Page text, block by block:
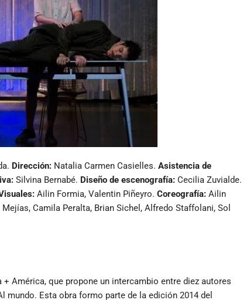
Dirección: Natalia Carmen Casielles. Asistencia de
Silvina Bernabé. Diseño de escenografía: Cecilia Zuvialde.
Ailin Formia, Valentin Piñeyro. Coreografía: Ailin
Camila Peralta, Brian Sichel, Alfredo Staffolani, Sol
América, que propone un intercambio entre diez autores
mundo. Esta obra formo parte de la edición 2014 del